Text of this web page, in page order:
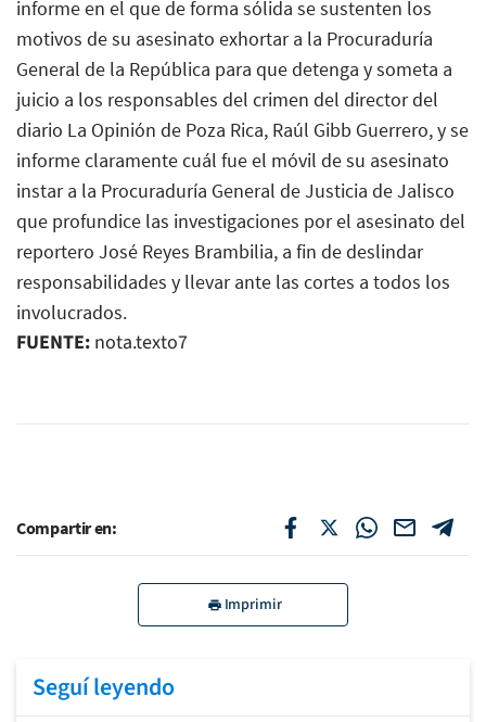
FUENTE: nota.texto7
Compartir en:
Imprimir
Seguí leyendo